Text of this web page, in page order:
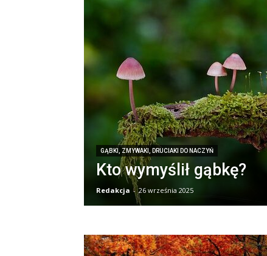
GĄBKI, ZMYWAKI, DRUCIAKI DO NACZYŃ
Kto wymyślił gąbkę?
Redakcja - 26 września 2025